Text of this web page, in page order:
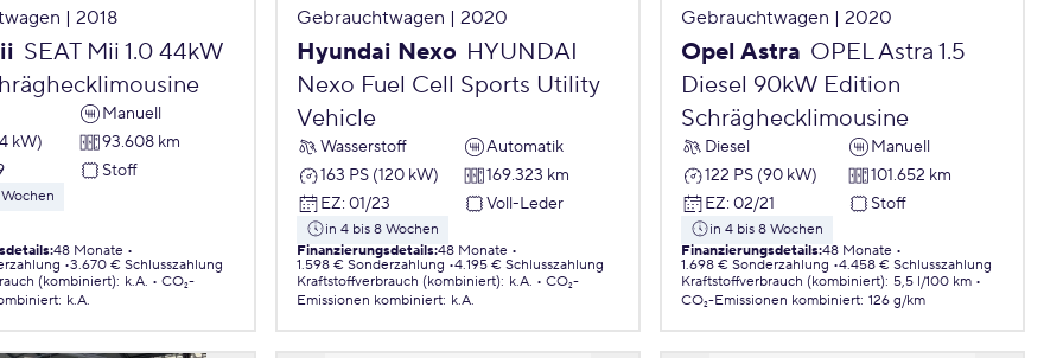
| 2018
SEAT Mii 1.0 44kW
Manuell
kW)
93.608 km
Stoff
:48 Monate
3.670 € Schlusszahlung
(kombiniert): k.A.
CO₂-
: k.A.
Gebrauchtwagen | 2020
Hyundai Nexo HYUNDAI
Nexo Fuel Cell Sports Utility
Vehicle
Wasserstoff
Automatik
163 PS (120 kW)
169.323 km
EZ: 01/23 Voll-Leder
in 4 bis 8 Wochen
Finanzierungsdetails:48 Monate
1.598 € Sonderzahlung 4.195 € Schlusszahlung
Kraftstoffverbrauch (kombiniert): k.A.
CO₂-
Emissionen kombiniert: k.A.
Gebrauchtwagen | 2020
Opel Astra OPEL Astra 1.5
Diesel 90kW Edition
Schräghecklimousine
Diesel
Manuell
122 PS (90 kW)
101.652 km
EZ: 02/21 Stoff
in 4 bis 8 Wochen
Finanzierungsdetails:48 Monate
1.698 € Sonderzahlung 4.458 € Schlusszahlung
Kraftstoffverbrauch (kombiniert): 5,5 l/100 km
CO₂-Emissionen kombiniert: 126 g/km